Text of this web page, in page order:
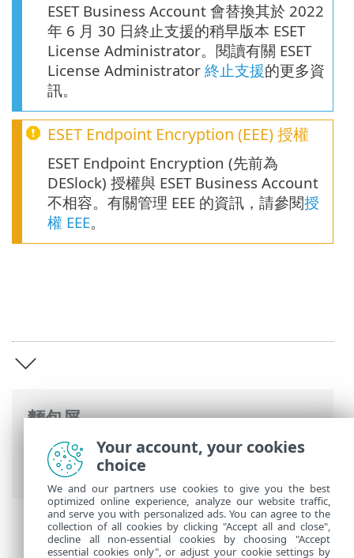
麵包屑
ESET 線上說明>ESET Business Account>
ESET Business Account 簡介
ESET Business Account 會替換其於 2022
年 6 月 30 日終止支援的稍早版本 ESET
License Administrator。閱讀有關 ESET
License Administrator 終止支援的更多資
訊。
ESET Endpoint Encryption (EEE) 授權
ESET Endpoint Encryption (先前為
DESlock) 授權與 ESET Business Account
不相容。有關管理 EEE 的資訊，請參閱授
權 EEE。
Your account, your cookies
choice
We and our partners use cookies to give you the best
optimized online experience, analyze our website traffic,
and serve you with personalized ads. You can agree to the
collection of all cookies by clicking "Accept all and close",
decline all non-essential cookies by choosing "Accept
essential cookies only", or adjust your cookie settings by